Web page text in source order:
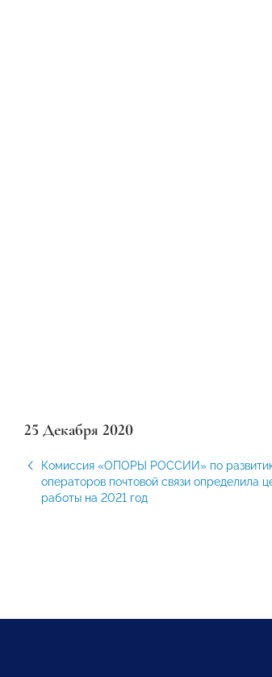
25 Декабря 2020
Комиссия «ОПОРЫ РОССИИ» по
операторов почтовой связи определила
работы на 2021 год